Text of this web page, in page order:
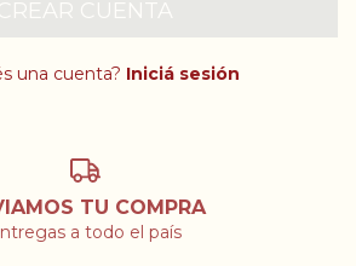
una cuenta? Iniciá sesión
TU COMPRA
a todo el país